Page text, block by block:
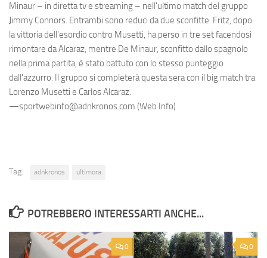
Minaur – in diretta tv e streaming – nell'ultimo match del gruppo
Jimmy Connors. Entrambi sono reduci da due sconfitte: Fritz, dopo
la vittoria dell'esordio contro Musetti, ha perso in tre set facendosi
rimontare da Alcaraz, mentre De Minaur, sconfitto dallo spagnolo
nella prima partita, è stato battuto con lo stesso punteggio
dall'azzurro. Il gruppo si completerà questa sera con il big match tra
Lorenzo Musetti e Carlos Alcaraz.
—sportwebinfo@adnkronos.com (Web Info)
Tag: adnkronos ultimora
POTREBBERO INTERESSARTI ANCHE...
0 0